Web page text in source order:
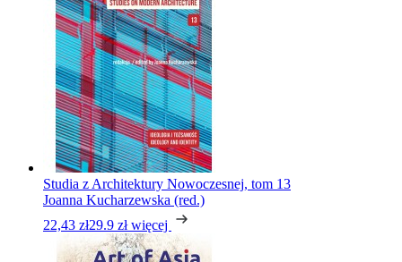
Studia z Architektury Nowoczesnej, tom 13
Joanna Kucharzewska (red.)
22,43 zł29.9 zł więcej